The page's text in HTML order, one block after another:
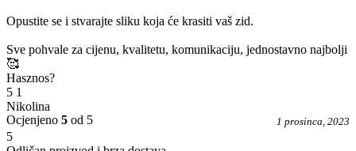
Opustite se i stvarajte sliku koja će krasiti vaš zid.
Sve pohvale za cijenu, kvalitetu, komunikaciju, jednostavno najbolji
🥰
Hasznos?
5 1
Nikolina
Ocjenjeno 5 od 5 1 prosinca, 2023
5